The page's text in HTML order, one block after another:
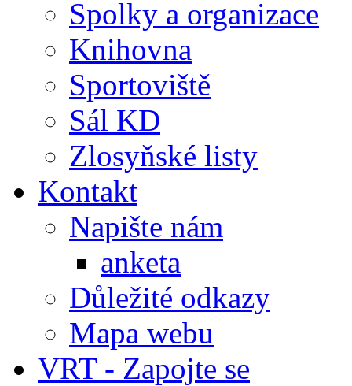
Spolky a organizace
Knihovna
Sportoviště
Sál KD
Zlosyňské listy
Kontakt
Napište nám
anketa
Důležité odkazy
Mapa webu
VRT - Zapojte se